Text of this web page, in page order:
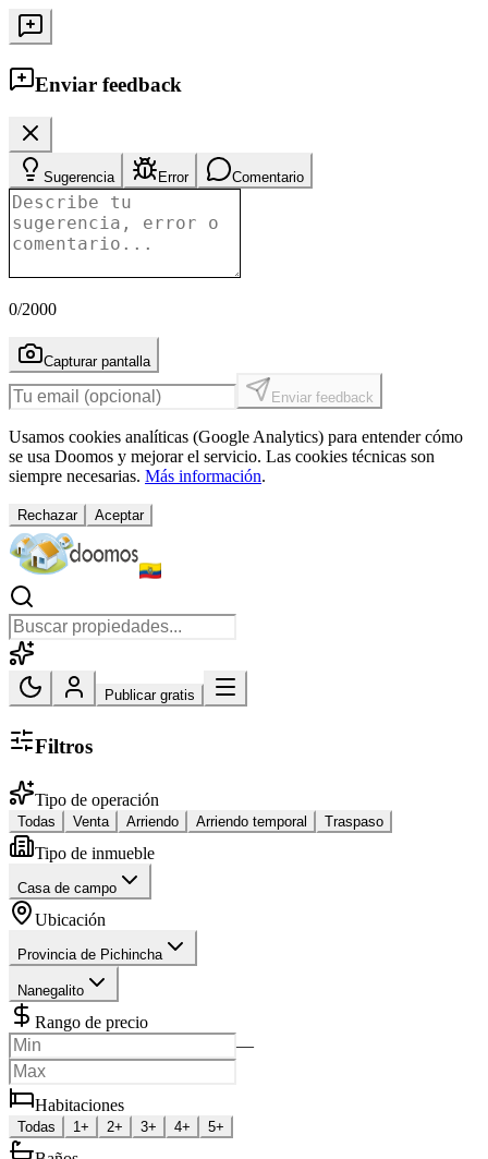
Enviar feedback
Sugerencia Error Comentario
0/2000
Capturar pantalla
Enviar feedback
Usamos cookies analíticas (Google Analytics) para entender cómo
se usa Doomos y mejorar el servicio. Las cookies técnicas son
siempre necesarias. Más información.
Rechazar Aceptar
Publicar gratis
Filtros
Tipo de operación
Todas Venta Arriendo Arriendo temporal Traspaso
Tipo de inmueble
Casa de campo
Ubicación
Provincia de Pichincha
Nanegalito
Rango de precio
—
Habitaciones
Todas 1+ 2+ 3+ 4+ 5+